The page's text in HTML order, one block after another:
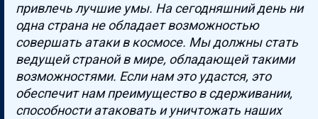
привлечь лучшие умы. На сегодняшний день ни
одна страна не обладает возможностью
совершать атаки в космосе. Мы должны стать
ведущей страной в мире, обладающей такими
возможностями. Если нам это удастся, это
обеспечит нам преимущество в сдерживании,
способности атаковать и уничтожать наших